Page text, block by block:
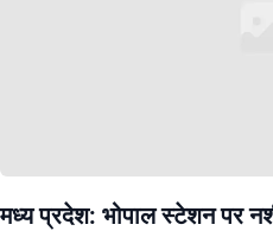
मध्य प्रदेश: भोपाल स्टेशन पर